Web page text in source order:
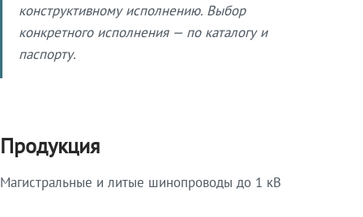
конструктивному исполнению. Выбор
конкретного исполнения — по каталогу и
паспорту.
Продукция
Магистральные и литые шинопроводы до 1 кВ